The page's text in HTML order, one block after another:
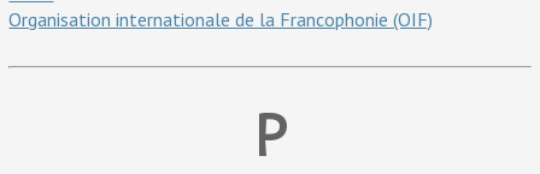
Organisation internationale de la Francophonie (OIF)
P